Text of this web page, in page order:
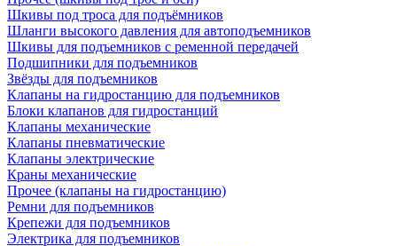
Шкивы под троса для подъёмников
Шланги высокого давления для автоподъемников
Шкивы для подъемников с ременной передачей
Подшипники для подъемников
Звёзды для подъемников
Клапаны на гидростанцию для подъемников
Блоки клапанов для гидростанций
Клапаны механические
Клапаны пневматические
Клапаны электрические
Краны механические
Прочее (клапаны на гидростанцию)
Ремни для подъемников
Крепежи для подъемников
Электрика для подъемников